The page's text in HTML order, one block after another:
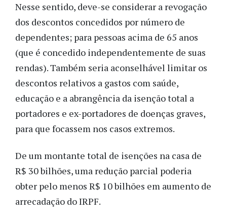
Nesse sentido, deve-se considerar a revogação
dos descontos concedidos por número de
dependentes; para pessoas acima de 65 anos
(que é concedido independentemente de suas
rendas). Também seria aconselhável limitar os
descontos relativos a gastos com saúde,
educação e a abrangência da isenção total a
portadores e ex-portadores de doenças graves,
para que focassem nos casos extremos.
De um montante total de isenções na casa de
R$ 30 bilhões, uma redução parcial poderia
obter pelo menos R$ 10 bilhões em aumento de
arrecadação do IRPF.